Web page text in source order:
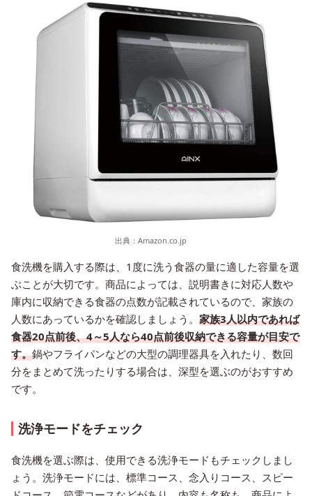
出典： Amazon.co.jp
食洗機を購入する際は、1度に洗う食器の量に適した容量を選
ぶことが大切です。商品によっては、説明書きに対応人数や
庫内に収納できる食器の点数が記載されているので、家族の
人数にあっているかを確認しましょう。 家族3人以内であれば
食器20点前後、4～5人なら40点前後収納できる容量が目安で
す。鍋やフライパンなどの大型の調理器具を入れたり、数回
分をまとめて洗ったりする場合は、深型を選ぶのがおすすめ
です。
洗浄モードをチェック
食洗機を選ぶ際は、使用できる洗浄モードもチェックしまし
ょう。洗浄モードには、標準コース、念入りコース、スピー